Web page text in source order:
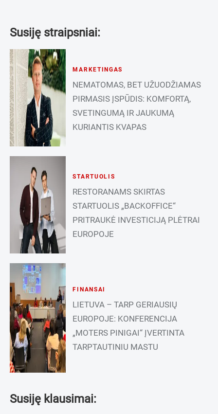
Susiję straipsniai:
MARKETINGAS
NEMATOMAS, BET UŽUODŽIAMAS
PIRMASIS ĮSPŪDIS: KOMFORTĄ,
SVETINGUMĄ IR JAUKUMĄ
KURIANTIS KVAPAS
STARTUOLIS
RESTORANAMS SKIRTAS
STARTUOLIS „BACKOFFICE“
PRITRAUKĖ INVESTICIJĄ PLĖTRAI
EUROPOJE
FINANSAI
LIETUVA – TARP GERIAUSIŲ
EUROPOJE: KONFERENCIJA
„MOTERS PINIGAI“ ĮVERTINTA
TARPTAUTINIU MASTU
Susiję klausimai: